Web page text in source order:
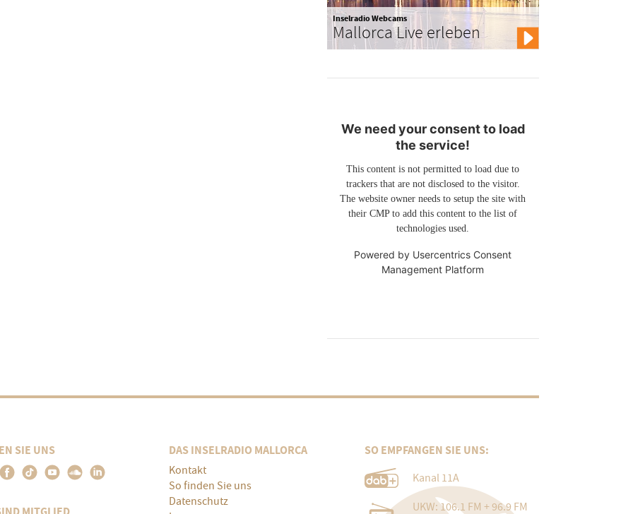
Inselradio Webcams
Mallorca Live erleben
We need your consent to load
the service!
This content is not permitted to load due to
trackers that are not disclosed to the visitor.
The website owner needs to setup the site with
their CMP to add this content to the list of
technologies used.
Powered by Usercentrics Consent
Management Platform
SIE UNS DAS INSELRADIO MALLORCA
Kontakt
So finden Sie uns
Datenschutz
SO EMPFANGEN SIE UNS:
Kanal 11A
UKW: 106.1 FM + 96.9 FM